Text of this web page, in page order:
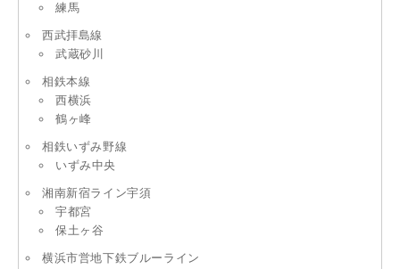
練馬
西武拝島線
武蔵砂川
相鉄本線
西横浜
鶴ヶ峰
相鉄いずみ野線
いずみ中央
湘南新宿ライン宇須
宇都宮
保土ヶ谷
横浜市営地下鉄ブルーライン